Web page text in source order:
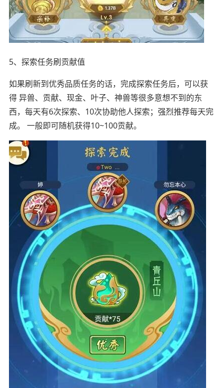
5、探索任务刷贡献值
如果刷新到优秀品质任务的话，完成探索任务后，可以获
得 异兽、贡献、现金、叶子、神兽等很多意想不到的东
西，每天有6次探索、10次协助他人探索；强烈推荐每天完
成。 一般即可随机获得10~100贡献。